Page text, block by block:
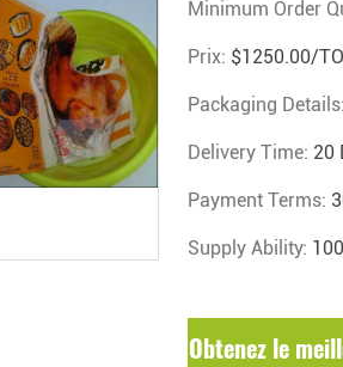
Minimum Order
Prix: $1250.00/
Packaging Details:
Delivery Time: 20
Payment Terms:
Supply Ability:
Obtenez le